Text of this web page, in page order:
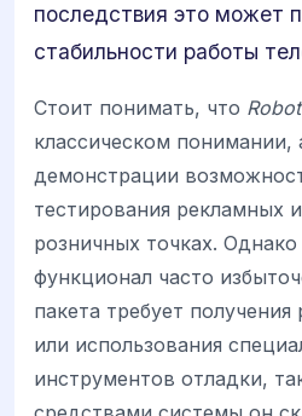
последствия это может
стабильности работы
Стоит понимать, что
классическом
демонстрации
тестирования рекламных
розничных точках.
функционал часто
пакета требует
или использования
инструментов отладки,